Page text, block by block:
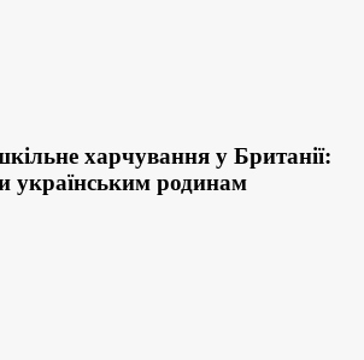
харчування у Британії:
українським родинам